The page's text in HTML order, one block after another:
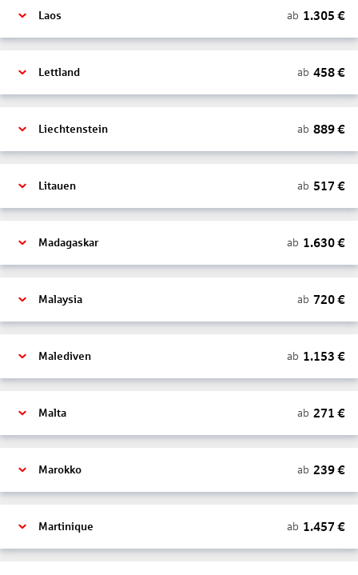
Laos ab 1.305 €
Lettland ab 458€
Liechtenstein ab 889€
Litauen ab 517 €
Madagaskar ab 1.630€
Malaysia ab 720€
Malediven ab 1.153 €
Malta ab 271 €
Marokko ab 239€
Martinique ab 1.457 €